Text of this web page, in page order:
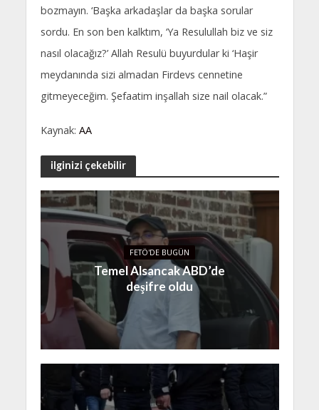
bozmayın. ‘Başka arkadaşlar da başka sorular
sordu. En son ben kalktım, ‘Ya Resulullah biz ve siz
nasıl olacağız?’ Allah Resulü buyurdular ki ‘Haşir
meydanında sizi almadan Firdevs cennetine
gitmeyeceğim. Şefaatim inşallah size nail olacak.”
Kaynak: AA
ilginizi çekebilir
FETÖ'DE BUGÜN
Temel Alsancak ABD’de
deşifre oldu